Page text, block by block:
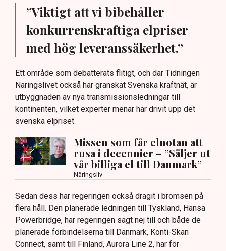
”Viktigt att vi bibehåller
konkurrenskraftiga elpriser
med hög leveranssäkerhet.”
Ett område som debatterats flitigt, och där Tidningen
Näringslivet också har granskat Svenska kraftnät, är
utbyggnaden av nya transmissionsledningar till
kontinenten, vilket experter menar har drivit upp det
svenska elpriset.
Missen som får elnotan att
rusa i decennier – ”Säljer ut
vår billiga el till Danmark”
Näringsliv
Sedan dess har regeringen också dragit i bromsen på
flera håll. Den planerade ledningen till Tyskland, Hansa
Powerbridge, har regeringen sagt nej till och både de
planerade förbindelserna till Danmark, Konti-Skan
Connect, samt till Finland, Aurora Line 2, har för